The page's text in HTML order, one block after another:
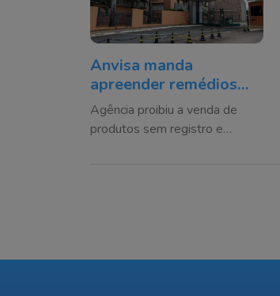
Anvisa manda
apreender remédios
para emagrecer e faz
alerta sobre
testosterona
Agência proibiu a venda de
produtos sem registro e